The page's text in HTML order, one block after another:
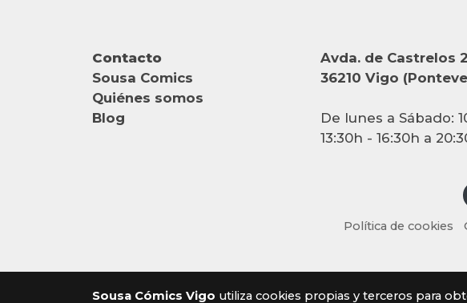
Contacto
Sousa Comics
Quiénes somos
Blog
Avda. de Castrelos
36210 Vigo
De lunes a Sábado:
13:30h - 16:30h a
Política de cookies
Sousa Cómics Vigo utiliza cookies propias y terceros para